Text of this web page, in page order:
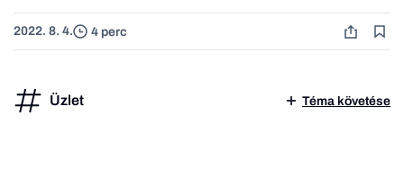
2022. 8. 4. 4 perc
Üzlet Téma követése